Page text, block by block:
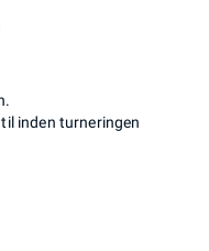
inden turneringen